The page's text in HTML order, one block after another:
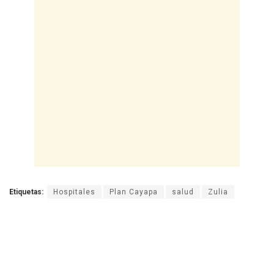
Etiquetas: Hospitales Plan Cayapa salud Zulia